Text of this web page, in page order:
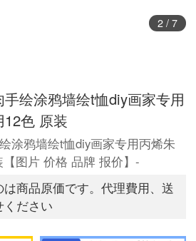
3/ 7
绘涂鸦墙绘t恤diy画家专用
色 原装
涂鸦墙绘t恤diy画家专用丙烯朱
图片 价格 品牌 报价】-
商品原価です。代理費用、送
ださい